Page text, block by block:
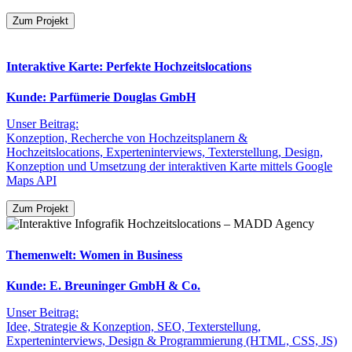
Zum Projekt
Interaktive Karte: Perfekte Hochzeitslocations
Kunde: Parfümerie Douglas GmbH
Unser Beitrag:
Konzeption, Recherche von Hochzeitsplanern &
Hochzeitslocations, Experteninterviews, Texterstellung, Design,
Konzeption und Umsetzung der interaktiven Karte mittels Google
Maps API
Zum Projekt
Themenwelt: Women in Business
Kunde: E. Breuninger GmbH & Co.
Unser Beitrag:
Idee, Strategie & Konzeption, SEO, Texterstellung,
Experteninterviews, Design & Programmierung (HTML, CSS, JS)